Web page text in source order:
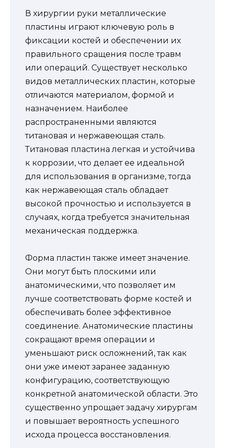
В хирургии руки металлические
пластины играют ключевую роль в
фиксации костей и обеспечении их
правильного сращения после травм
или операций. Существует несколько
видов металлических пластин, которые
отличаются материалом, формой и
назначением. Наиболее
распространенными являются
титановая и нержавеющая сталь.
Титановая пластина легкая и устойчива
к коррозии, что делает ее идеальной
для использования в организме, тогда
как нержавеющая сталь обладает
высокой прочностью и используется в
случаях, когда требуется значительная
механическая поддержка.
Форма пластин также имеет значение.
Они могут быть плоскими или
анатомическими, что позволяет им
лучше соответствовать форме костей и
обеспечивать более эффективное
соединение. Анатомические пластины
сокращают время операции и
уменьшают риск осложнений, так как
они уже имеют заранее заданную
конфигурацию, соответствующую
конкретной анатомической области. Это
существенно упрощает задачу хирургам
и повышает вероятность успешного
исхода процесса восстановления.